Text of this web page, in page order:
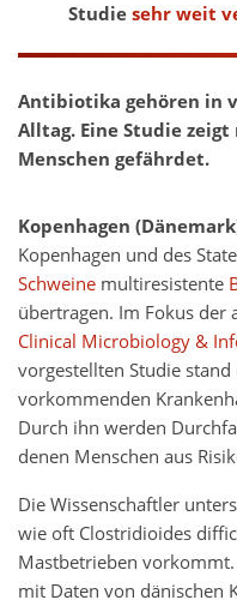
Studiesehr weit
Antibiotika gehören in
Alltag. Eine Studie zeigt
Menschen gefährdet.
Kopenhagen
Kopenhagen und des
Schweine multiresistente
übertragen. Im Fokus der
Clinical Microbiology &
vorgestellten Studie
vorkommenden
Durch ihn werden
denen Menschen aus
Die Wissenschaftler
wie oft Clostridioides
Mastbetrieben vorkommt.
mit Daten von dänischen